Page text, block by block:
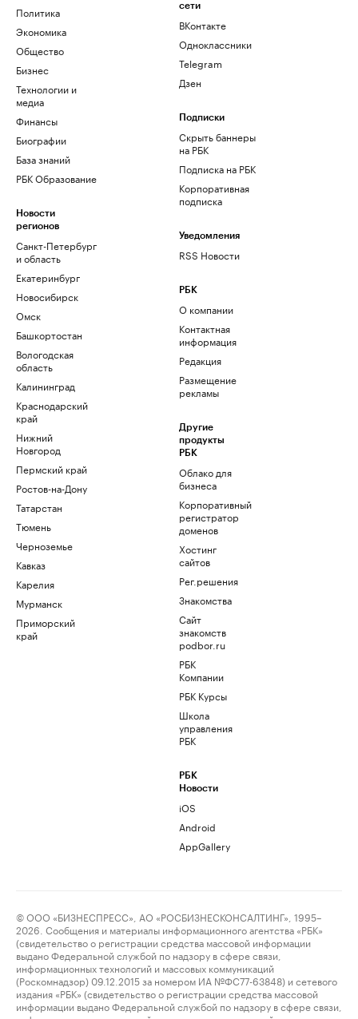
Политика
Экономика
Общество
Бизнес
Технологии и
медиа
Финансы
Биографии
База знаний
РБК Образование
Новости
регионов
Санкт-Петербург
и область
Екатеринбург
Новосибирск
Омск
Башкортостан
Вологодская
область
Калининград
Краснодарский
край
Нижний
Новгород
Пермский край
Ростов-на-Дону
Татарстан
Тюмень
Черноземье
Кавказ
Карелия
Мурманск
Приморский
край
сети
ВКонтакте
Одноклассники
Telegram
Дзен
Подписки
Скрыть баннеры
на РБК
Подписка на РБК
Корпоративная
подписка
Уведомления
RSS Новости
РБК
О компании
Контактная
информация
Редакция
Размещение
рекламы
Другие
продукты
РБК
Облако для
бизнеса
Корпоративный
регистратор
доменов
Хостинг
сайтов
Рег.решения
Знакомства
Сайт
знакомств
podbor.ru
РБК
Компании
РБК Курсы
Школа
управления
РБК
РБК
Новости
iOS
Android
AppGallery
© ООО «БИЗНЕСПРЕСС», АО «РОСБИЗНЕСКОНСАЛТИНГ», 1995–
2026. Сообщения и материалы информационного агентства «РБК»
(свидетельство о регистрации средства массовой информации
выдано Федеральной службой по надзору в сфере связи,
информационных технологий и массовых коммуникаций
(Роскомнадзор) 09.12.2015 за номером ИА №ФС77-63848) и сетевого
издания «РБК» (свидетельство о регистрации средства массовой
информации выдано Федеральной службой по надзору в сфере связи,